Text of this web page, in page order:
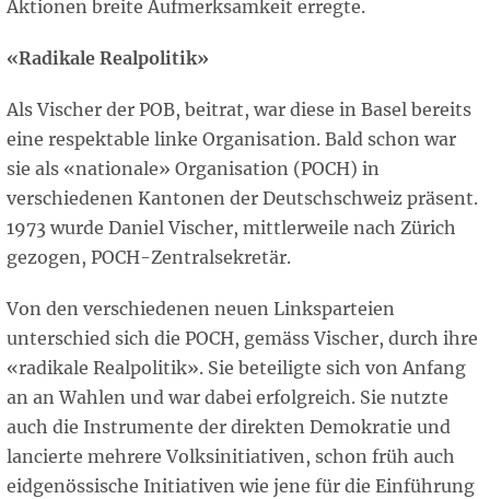
Aktionen breite Aufmerksamkeit erregte.
«Radikale Realpolitik»
Als Vischer der POB, beitrat, war diese in Basel bereits
eine respektable linke Organisation. Bald schon war
sie als «nationale» Organisation (POCH) in
verschiedenen Kantonen der Deutschschweiz präsent.
1973 wurde Daniel Vischer, mittlerweile nach Zürich
gezogen, POCH-Zentralsekretär.
Von den verschiedenen neuen Linksparteien
unterschied sich die POCH, gemäss Vischer, durch ihre
«radikale Realpolitik». Sie beteiligte sich von Anfang
an an Wahlen und war dabei erfolgreich. Sie nutzte
auch die Instrumente der direkten Demokratie und
lancierte mehrere Volksinitiativen, schon früh auch
eidgenössische Initiativen wie jene für die Einführung